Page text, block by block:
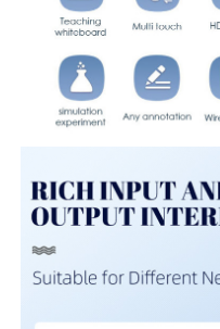
बुद्धिमान ब्लैकबोर्ड
सम्मेलन इंटरएक्टिव फ्लैट